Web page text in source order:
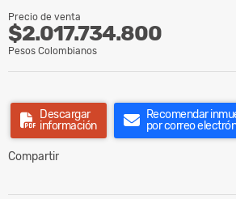
Precio de venta
$2.017.734.800
Pesos Colombianos
Descargar
información
Recomendar
por correo
Compartir